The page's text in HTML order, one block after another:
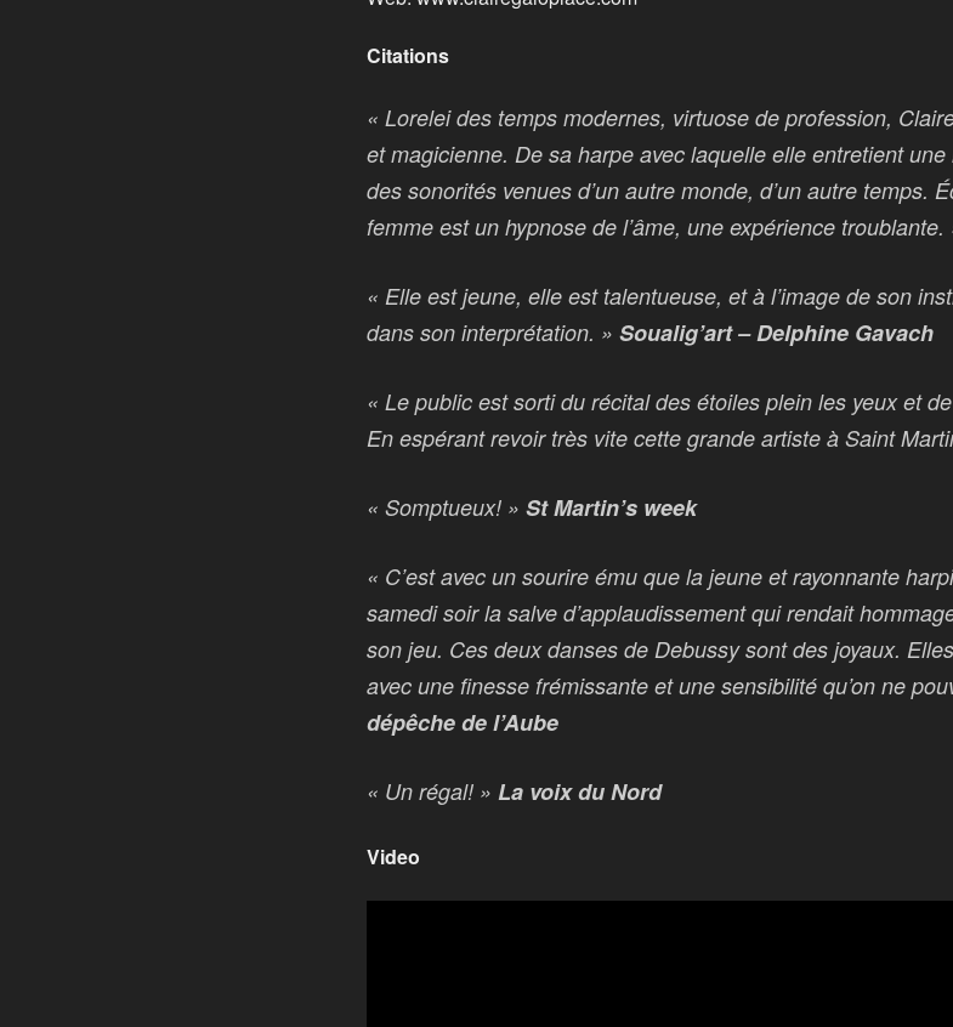
Citations
« Lorelei des temps modernes, virtuose de profession,
et magicienne. De sa harpe avec laquelle elle entretient
des sonorités venues d’un autre monde, d’un autre temps.
femme est un hypnose de l’âme, une expérience troublante.
« Elle est jeune, elle est talentueuse, et à l’image de son
dans son interprétation. » Soualig’art – Delphine Gavach
« Le public est sorti du récital des étoiles plein les yeux et
En espérant revoir très vite cette grande artiste à Saint
« Somptueux! » St Martin’s week
« C’est avec un sourire ému que la jeune et rayonnante
samedi soir la salve d’applaudissement qui rendait
son jeu. Ces deux danses de Debussy sont des joyaux.
avec une finesse frémissante et une sensibilité qu’on ne
dépêche de l’Aube
« Un régal! » La voix du Nord
Video